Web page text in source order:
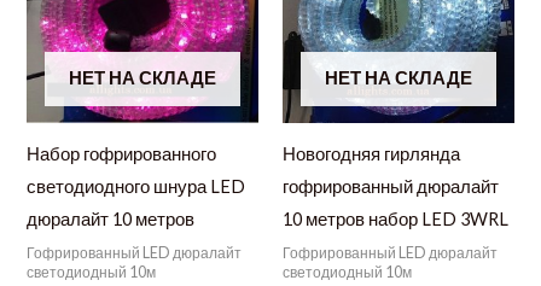
НЕТ НА СКЛАДЕ
Набор гофрированного
светодиодного шнура LED
дюралайт 10 метров
Гофрированный LED дюралайт
светодиодный 10м
НЕТ НА СКЛАДЕ
Новогодняя гирлянда
гофрированный дюралайт
10 метров набор LED 3WRL
Гофрированный LED дюралайт
светодиодный 10м